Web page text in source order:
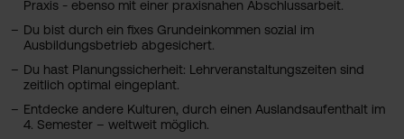
Praxis - ebenso mit einer praxisnahen Abschlussarbeit.
Du bist durch ein fixes Grundeinkommen sozial im
Ausbildungsbetrieb abgesichert.
Du hast Planungssicherheit: Lehrveranstaltungszeiten sind
zeitlich optimal eingeplant.
Entdecke andere Kulturen, durch einen Auslandsaufenthalt im
4. Semester – weltweit möglich.